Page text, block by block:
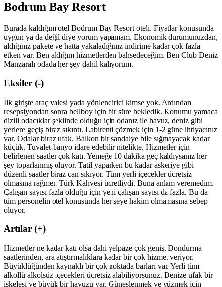
Bodrum Bay Resort
Burada kaldığım otel Bodrum Bay Resort oteli. Fiyatlar konusunda
uygun ya da değil diye yorum yapamam. Ekonomik durumunuzdan,
aldığınız pakete ve hatta yakaladığınız indirime kadar çok fazla
etken var. Ben aldığım hizmetlerden bahsedeceğim. Ben Club Deniz
Manzaralı odada her şey dahil kalıyorum.
Eksiler (-)
İlk girişte araç valesi yada yönlendirici kimse yok. Ardından
resepsiyondan sonra bellboy için bir süre bekledik. Konumu yamaca
dizili odacıklar şeklinde olduğu için odanız ile havuz, deniz gibi
yerlere geçiş biraz sıkıntı. Labirenti çözmek için 1-2 güne ihtiyacınız
var. Odalar biraz ufak. Balkon bir sandalye bile sığmayacak kadar
küçük. Tuvalet-banyo idare edebilir nitelikte. Hizmetler için
belirlenen saatler çok katı. Yemeğe 10 dakika geç kaldıysanız her
şey toparlanmış oluyor. Tatil yaparken bu kadar askeriye gibi
düzenli saatler biraz can sıkıyor. Tüm yerli içecekler ücretsiz
olmasına rağmen Türk Kahvesi ücretliydi. Buna anlam veremedim.
Çalışan sayısı fazla olduğu için yeni çalışan sayısı da fazla. Bu da
tüm personelin otel konusunda her şeye hakim olmamasına sebep
oluyor.
Artılar (+)
Hizmetler ne kadar katı olsa dahi yelpaze çok geniş. Dondurma
saatlerinden, ara atıştırmalıklara kadar bir çok hizmet veriyor.
Büyüklüğünden kaynaklı bir çok noktada barları var. Yerli tüm
alkollü alkolsüz içecekleri ücretsiz alabiliyorsunuz. Denize ufak bir
iskelesi ve büyük bir havuzu var. Güneşlenmek ve yüzmek için